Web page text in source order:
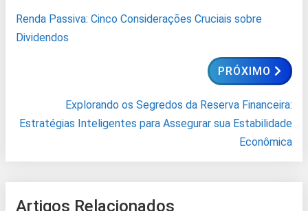
Renda Passiva: Cinco Considerações Cruciais sobre
Dividendos
PRÓXIMO
Explorando os Segredos da Reserva Financeira:
Estratégias Inteligentes para Assegurar sua Estabilidade
Econômica
Artigos Relacionados